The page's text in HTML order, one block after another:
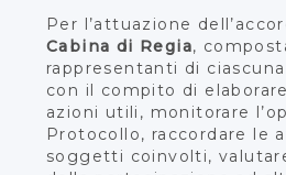
Per l’attuazione
Cabina di Regia,
rappresentanti di
con il compito di
azioni utili, monitorare
Protocollo, raccordare le
soggetti coinvolti,